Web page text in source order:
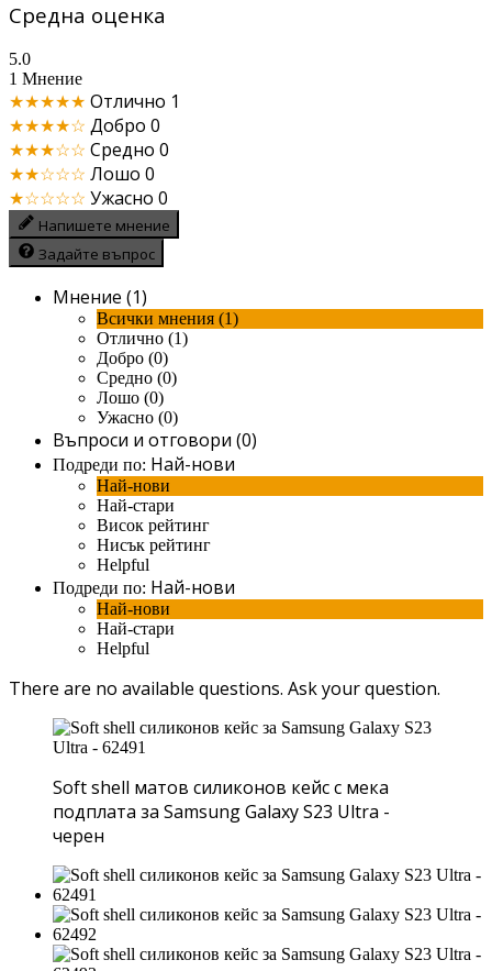
Средна оценка
5.0
1 Мнение
★★★★★ Отлично 1
★★★★☆ Добро 0
★★★☆☆ Средно 0
★★☆☆☆ Лошо 0
★☆☆☆☆ Ужасно 0
Напишете мнение
Задайте въпрос
Мнение (1)
Всички мнения (1)
Отлично (1)
Добро (0)
Средно (0)
Лошо (0)
Ужасно (0)
Въпроси и отговори (0)
Подреди по: Най-нови
Най-нови
Най-стари
Висок рейтинг
Нисък рейтинг
Helpful
Подреди по: Най-нови
Най-нови
Най-стари
Helpful
There are no available questions. Ask your question.
Soft shell матов силиконов кейс с мека
подплата за Samsung Galaxy S23 Ultra -
черен